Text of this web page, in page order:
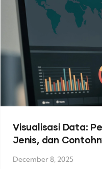
Visualisasi Data:
Jenis, dan
December 8, 2025